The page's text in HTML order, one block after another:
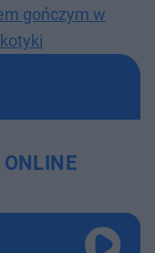
gończym w
ONLINE